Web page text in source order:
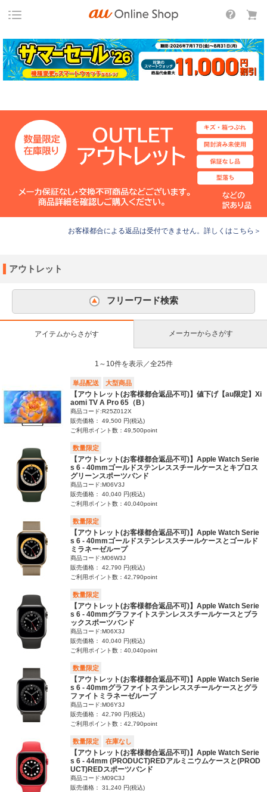
お客様都合による返品は受付できません。詳しくはこちら＞
アウトレット
フリーワード検索
アイテムからさがす メーカーからさがす
1～10件を表示／全25件
単品配送 大型商品
【アウトレット(お客様都合返品不可)】値下げ【au限定】Xi
aomi TV A Pro 65（B）
商品コード:R25Z012X
販売価格： 49,500 円(税込)
ご利用ポイント数：49,500point
数量限定
【アウトレット(お客様都合返品不可)】Apple Watch Serie
s 6 - 40mmゴールドステンレススチールケースとキプロス
グリーンスポーツバンド
商品コード:M06V3J
販売価格： 40,040 円(税込)
ご利用ポイント数：40,040point
数量限定
【アウトレット(お客様都合返品不可)】Apple Watch Serie
s 6 - 40mmゴールドステンレススチールケースとゴールド
ミラネーゼループ
商品コード:M06W3J
販売価格： 42,790 円(税込)
ご利用ポイント数：42,790point
数量限定
【アウトレット(お客様都合返品不可)】Apple Watch Serie
s 6 - 40mmグラファイトステンレススチールケースとブラ
ックスポーツバンド
商品コード:M06X3J
販売価格： 40,040 円(税込)
ご利用ポイント数：40,040point
数量限定
【アウトレット(お客様都合返品不可)】Apple Watch Serie
s 6 - 40mmグラファイトステンレススチールケースとグラ
ファイトミラネーゼループ
商品コード:M06Y3J
販売価格： 42,790 円(税込)
ご利用ポイント数：42,790point
数量限定 在庫なし
【アウトレット(お客様都合返品不可)】Apple Watch Serie
s 6 - 44mm (PRODUCT)REDアルミニウムケースと(PROD
UCT)REDスポーツバンド
商品コード:M09C3J
販売価格： 31,240 円(税込)